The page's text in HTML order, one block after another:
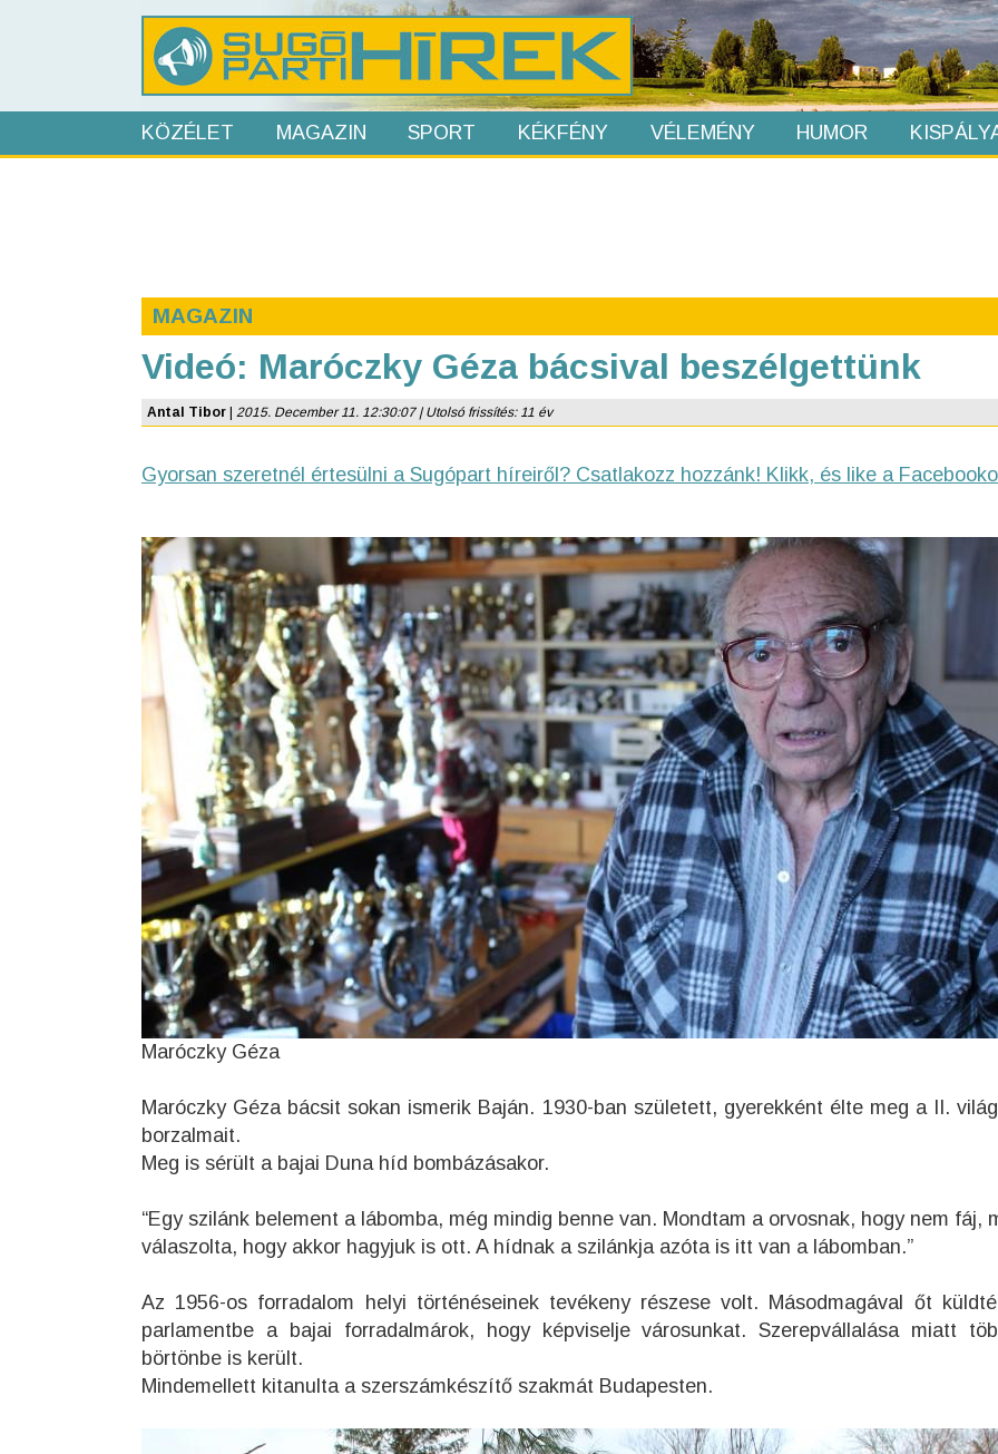
KÖZÉLET MAGAZIN SPORT KÉKFÉNY VÉLEMÉNY HUMOR
MAGAZIN
Videó: Maróczky Géza bácsival beszélgettünk
Antal Tibor 2015. December 11. 12:30:07 | Utolsó frissítés: 11 év
Gyorsan szeretnél értesülni a Sugópart híreiről? Csatlakozz hozzánk! Klikk, és like a
Maróczky Géza
Maróczky Géza bácsit sokan ismerik Baján. 1930-ban született, gyerekként élte meg a II.
borzalmait.
Meg is sérült a bajai Duna híd bombázásakor.
“Egy szilánk belement a lábomba, még mindig benne van. Mondtam a orvosnak, hogy nem fáj,
válaszolta, hogy akkor hagyjuk is ott. A hídnak a szilánkja azóta is itt van a lábomban.”
Az 1956-os forradalom helyi történéseinek tevékeny részese volt. Másodmagával őt
parlamentbe a bajai forradalmárok, hogy képviselje városunkat. Szerepvállalása miatt
börtönbe is került.
Mindemellett kitanulta a szerszámkészítő szakmát Budapesten.